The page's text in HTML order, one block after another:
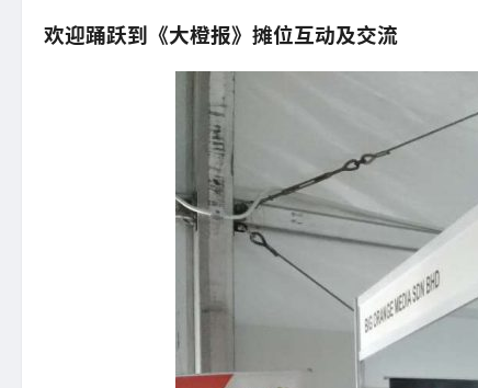
欢迎踊跃到《大橙报》摊位互动及交流